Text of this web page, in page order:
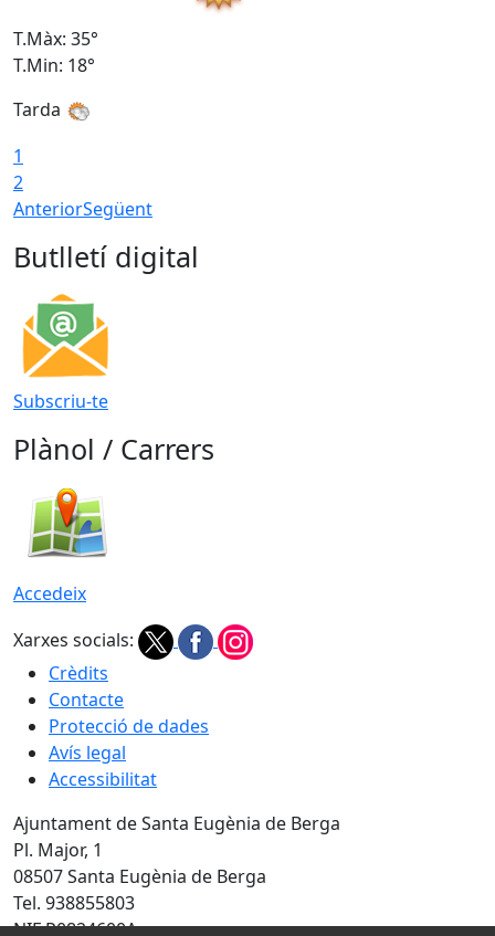
T.Màx: 35°
T.Min: 18°
Tarda
1
2
AnteriorSegüent
Butlletí digital
Subscriu-te
Plànol / Carrers
Accedeix
Xarxes socials:
Crèdits
Contacte
Protecció de dades
Avís legal
Accessibilitat
Ajuntament de Santa Eugènia de Berga
Pl. Major, 1
08507 Santa Eugènia de Berga
Tel. 938855803
NIF P0824600A